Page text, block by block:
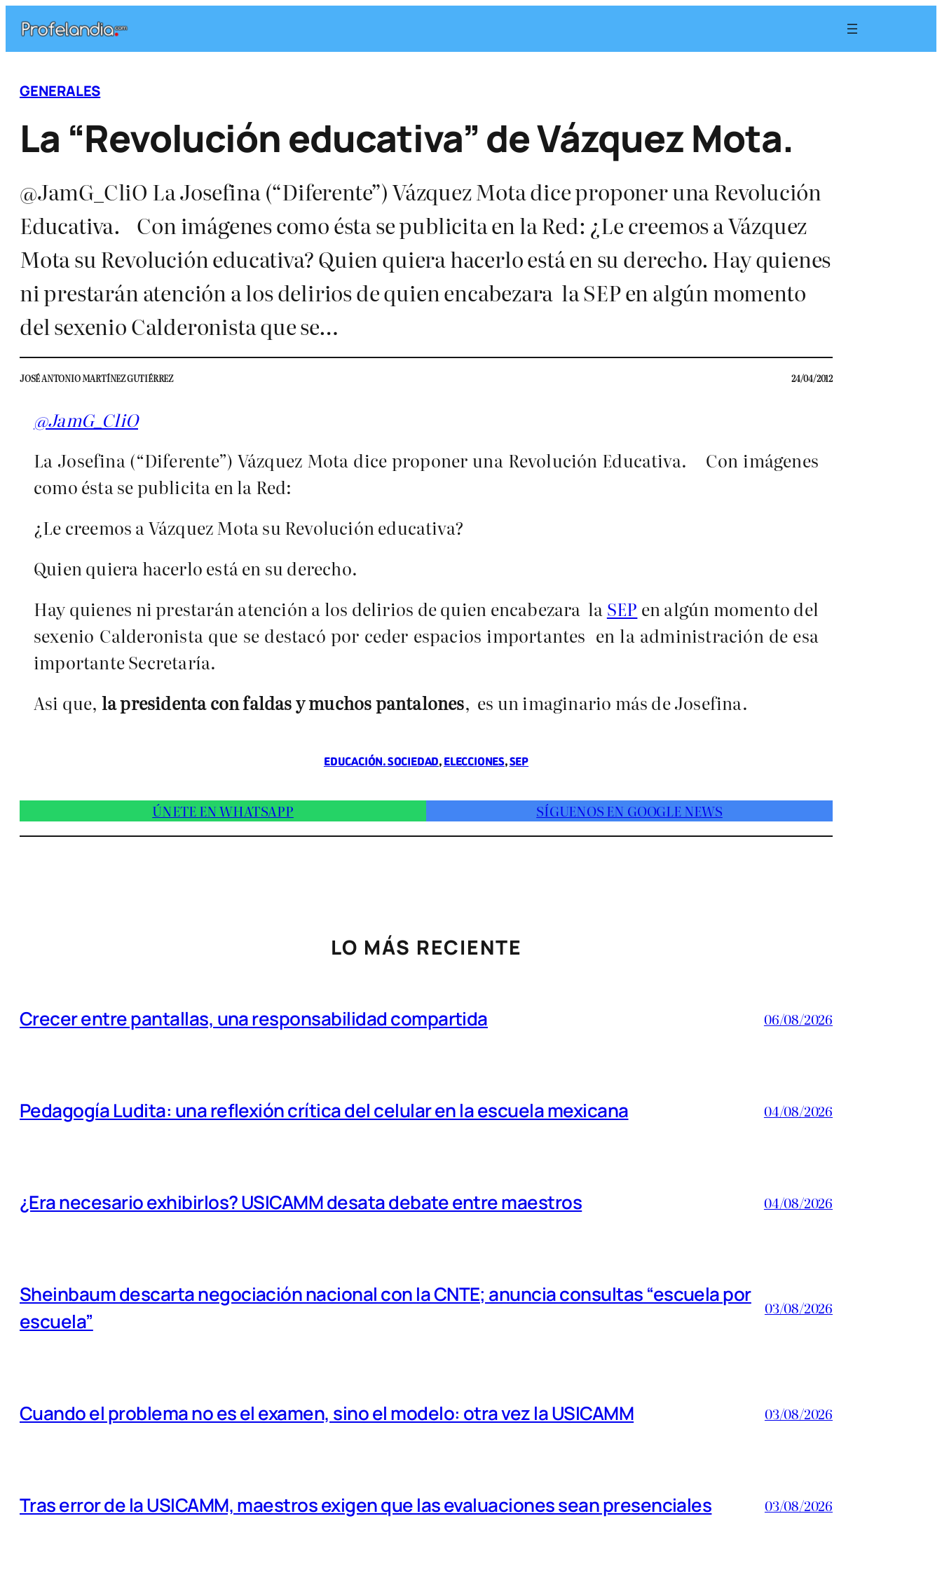
contenido
GENERALES
La “Revolución educativa” de Vázquez Mota.
@JamG_CliO La Josefina (“Diferente”) Vázquez Mota dice proponer una Revolución
Educativa. Con imágenes como ésta se publicita en la Red: ¿Le creemos a Vázquez
Mota su Revolución educativa? Quien quiera hacerlo está en su derecho. Hay quienes
ni prestarán atención a los delirios de quien encabezara la SEP en algún momento
del sexenio Calderonista que se…
JOSÉ ANTONIO MARTÍNEZ GUTIÉRREZ 24/04/2012
@JamG_CliO
La Josefina (“Diferente”) Vázquez Mota dice proponer una Revolución Educativa. Con imágenes
como ésta se publicita en la Red:
¿Le creemos a Vázquez Mota su Revolución educativa?
Quien quiera hacerlo está en su derecho.
Hay quienes ni prestarán atención a los delirios de quien encabezara la SEP en algún momento del
sexenio Calderonista que se destacó por ceder espacios importantes en la administración de esa
importante Secretaría.
Asi que, la presidenta con faldas y muchos pantalones, es un imaginario más de Josefina.
EDUCACIÓN. SOCIEDAD, ELECCIONES, SEP
ÚNETE EN WHATSAPP SÍGUENOS EN GOOGLE NEWS
LO MÁS RECIENTE
Crecer entre pantallas, una responsabilidad compartida 06/08/2026
Pedagogía Ludita: una reflexión crítica del celular en la escuela mexicana 04/08/2026
¿Era necesario exhibirlos? USICAMM desata debate entre maestros 04/08/2026
Sheinbaum descarta negociación nacional con la CNTE; anuncia consultas “escuela por
escuela”
03/08/2026
Cuando el problema no es el examen, sino el modelo: otra vez la USICAMM 03/08/2026
Tras error de la USICAMM, maestros exigen que las evaluaciones sean presenciales 03/08/2026